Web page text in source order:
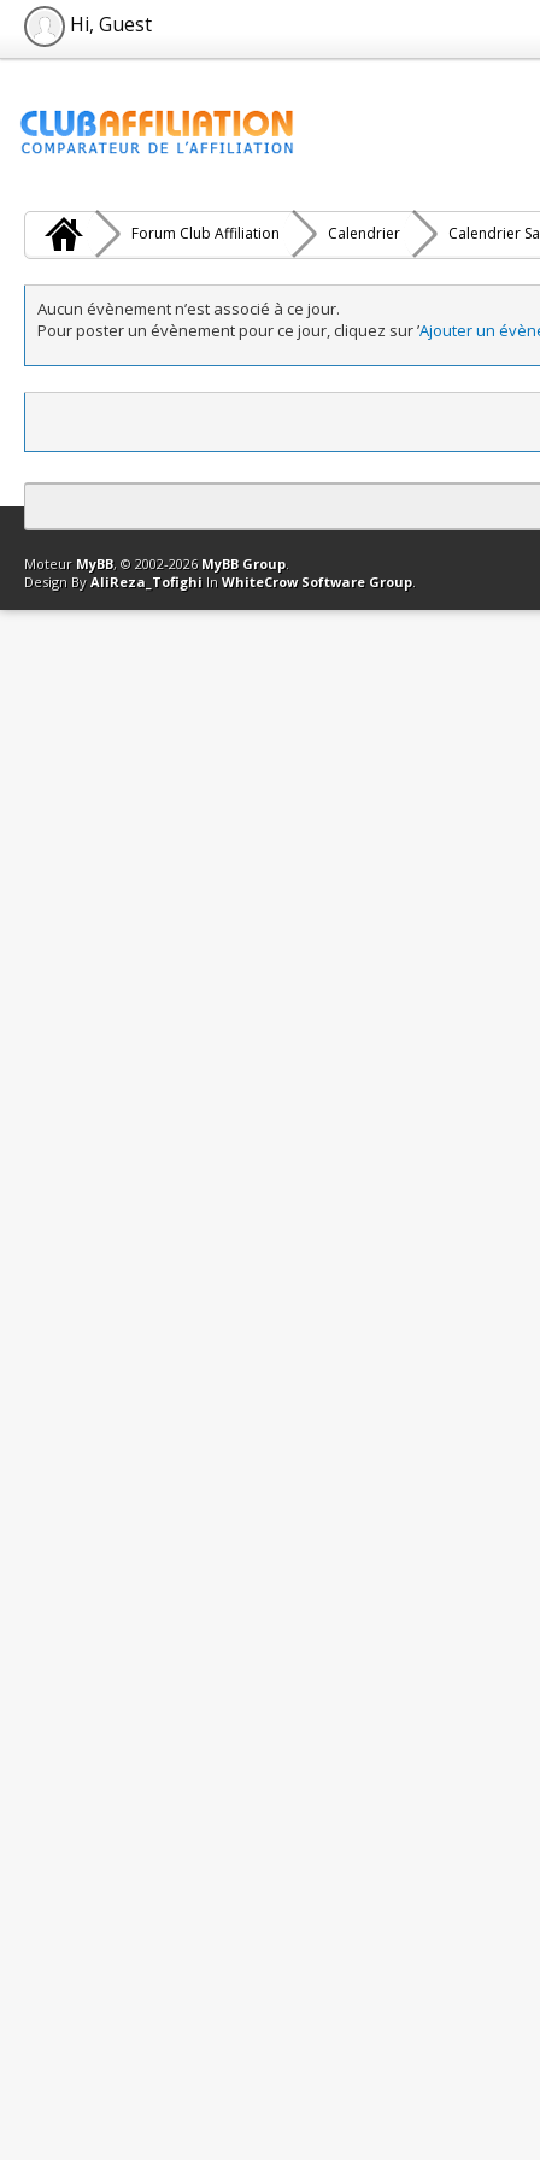
Hi, Guest
Forum Club Affiliation Calendrier Calendrier
Aucun évènement n’est associé à ce jour.
Pour poster un évènement pour ce jour, cliquez sur ’Ajouter un
Contact Club Affiliation Retourner en haut Version bas-débit
Moteur MyBB, © 2002-2026 MyBB Group.
Design By AliReza_Tofighi In WhiteCrow Software Group.